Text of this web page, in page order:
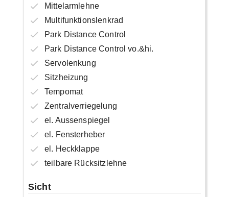
Mittelarmlehne
Multifunktionslenkrad
Park Distance Control
Park Distance Control vo.&hi.
Servolenkung
Sitzheizung
Tempomat
Zentralverriegelung
el. Aussenspiegel
el. Fensterheber
el. Heckklappe
teilbare Rücksitzlehne
Sicht